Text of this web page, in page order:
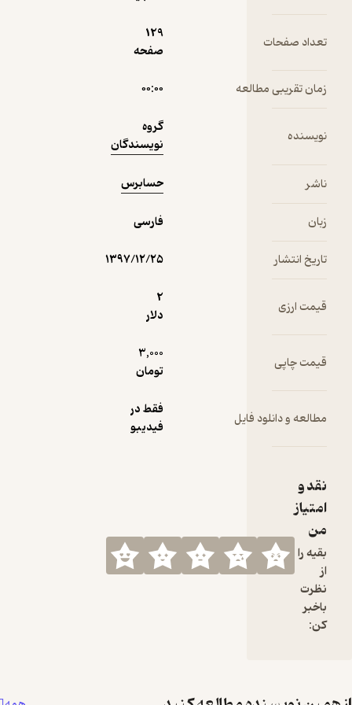
تعداد صفحات
129
صفحه
زمان تقریبی مطالعه ۰۰:۰۰
نویسنده
گروه
نویسندگان
ناشر حسابرس
زبان فارسی
تاریخ انتشار ۱۳۹۷/۱۲/۲۵
قیمت ارزی
دلار
قیمت چاپی
3,000
تومان
مطالعه و دانلود فایل
فقط در
فیدیبو
نقد و
امتیاز
من
بقیه را
نظرت
باخبر
کن:
منتظر امتیاز
نمونه